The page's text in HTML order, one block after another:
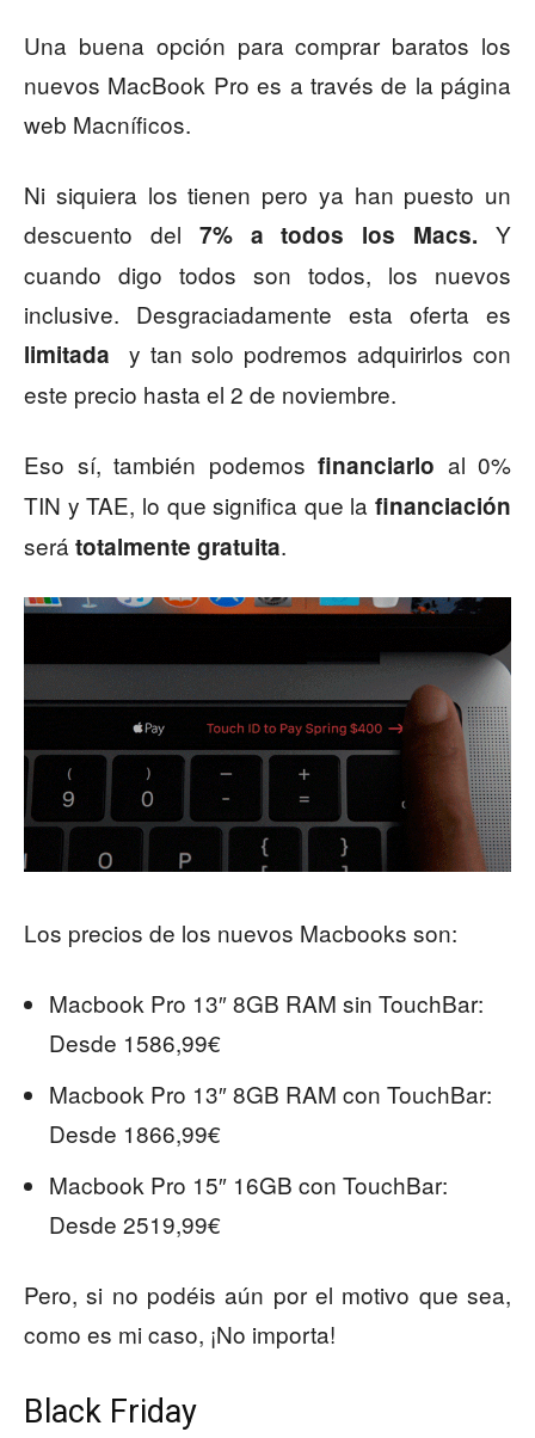
Una buena opción para comprar baratos los
nuevos MacBook Pro es a través de la página
web Macníficos.
Ni siquiera los tienen pero ya han puesto un
descuento del 7% a todos los Macs.Y
cuando digo todos son todos, los nuevos
inclusive. Desgraciadamente esta oferta es
limitada y tan solo podremos adquirirlos con
este precio hasta el 2 de noviembre.
Eso sí, también podemos financiarlo al 0%
TIN y TAE, lo que significa que la financiación
será totalmente gratuita.
Los precios de los nuevos Macbooks son:
Macbook Pro 13″ 8GB RAM sin TouchBar:
Desde 1586,99€
Macbook Pro 13″ 8GB RAM con TouchBar:
Desde 1866,99€
Macbook Pro 15″ 16GB con TouchBar:
Desde 2519,99€
Pero, si no podéis aún por el motivo que sea,
como es mi caso, ¡No importa!
Black Friday